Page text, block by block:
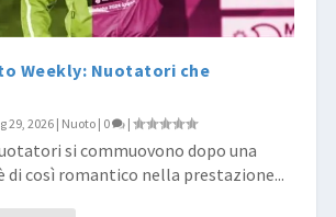
Weekly: Nuotatori che
29, 2026| Nuoto | 0 |
si commuovono dopo una
di così romantico nella prestazione...